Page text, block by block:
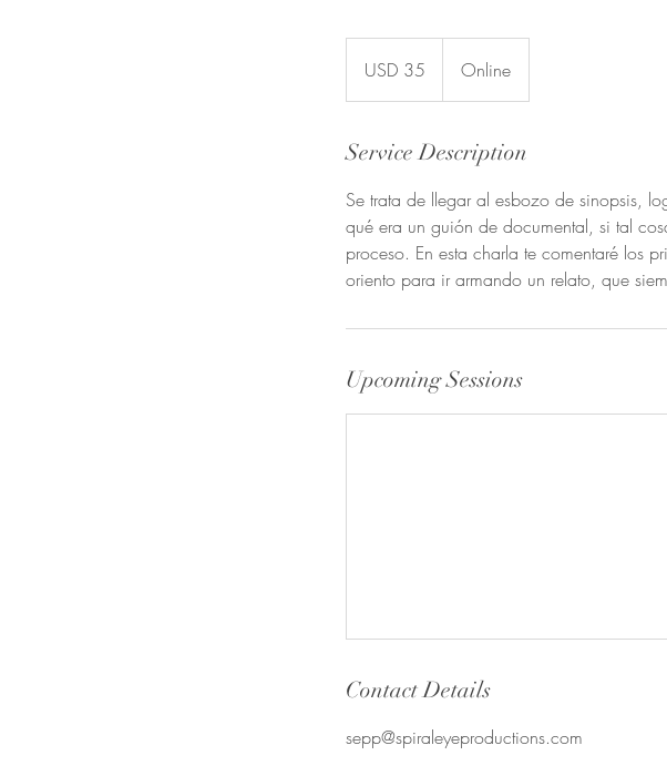
estadounidenses
USD 35 Online
Service Description
Se trata de llegar al esbozo de sinopsis,
qué era un guión de documental, si tal
proceso. En esta charla te comentaré los
oriento para ir armando un relato, que
Upcoming Sessions
Contact Details
sepp@spiraleyeproductions.com